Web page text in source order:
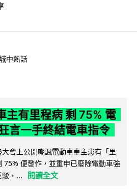
中熱話
主有里程病 剩 75% 電
言一手終結電車指令
會上公開嘲諷電動車車主患有「里
75% 便發作，並重申已廢除電動車強
，...
閱讀全文